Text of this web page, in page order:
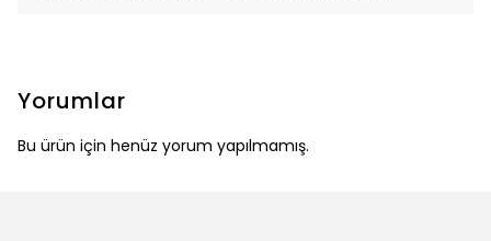
Yorumlar
Bu ürün için henüz yorum yapılmamış.